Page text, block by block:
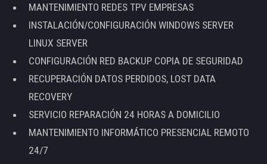
MANTENIMIENTO REDES TPV EMPRESAS
INSTALACIÓN/CONFIGURACIÓN WINDOWS SERVER
LINUX SERVER
CONFIGURACIÓN RED BACKUP COPIA DE SEGURIDAD
RECUPERACIÓN DATOS PERDIDOS, LOST DATA
RECOVERY
SERVICIO REPARACIÓN 24 HORAS A DOMICILIO
MANTENIMIENTO INFORMÁTICO PRESENCIAL REMOTO
24/7